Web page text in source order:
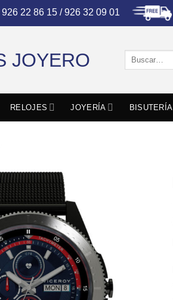
926 22 86 15 / 926 32 09 01
Buscar
RELOJES JOYERÍA BISUTERÍA